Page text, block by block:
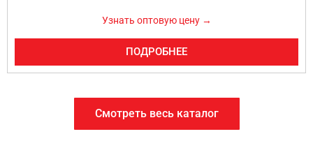
Узнать оптовую цену →
ПОДРОБНЕЕ
Смотреть весь каталог